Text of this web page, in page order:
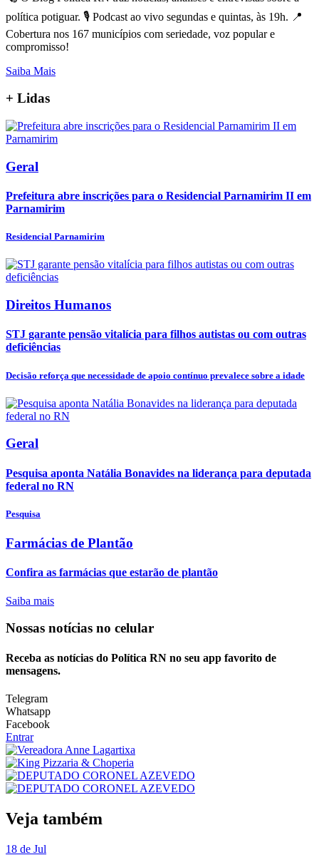
política potiguar. 🎙️ Podcast ao vivo segundas e quintas, às 19h. 📍
Cobertura nos 167 municípios com seriedade, voz popular e
compromisso!
Saiba Mais
+ Lidas
Geral
Prefeitura abre inscrições para o Residencial Parnamirim II em
Parnamirim
Residencial Parnamirim
Direitos Humanos
STJ garante pensão vitalícia para filhos autistas ou com outras
deficiências
Decisão reforça que necessidade de apoio contínuo prevalece sobre a idade
Geral
Pesquisa aponta Natália Bonavides na liderança para deputada
federal no RN
Pesquisa
Farmácias de Plantão
Confira as farmácias que estarão de plantão
Saiba mais
Nossas notícias no celular
Receba as notícias do Política RN no seu app favorito de
mensagens.
Telegram
Whatsapp
Facebook
Entrar
Veja também
18 de Jul